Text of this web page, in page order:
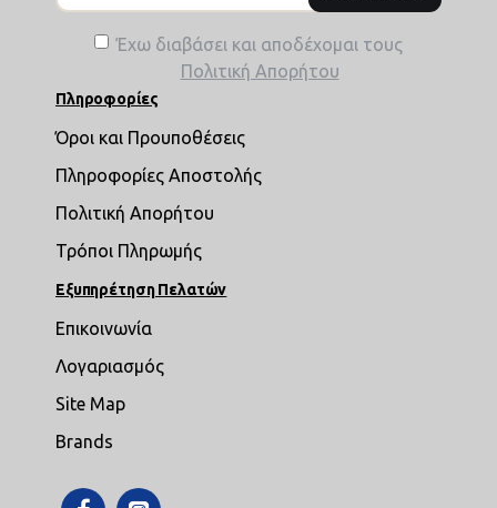
Έχω διαβάσει και αποδέχομαι τους
Πολιτική Απορήτου
Πληροφορίες
Όροι και Προυποθέσεις
Πληροφορίες Αποστολής
Πολιτική Απορήτου
Τρόποι Πληρωμής
Εξυπηρέτηση Πελατών
Επικοινωνία
Λογαριασμός
Site Map
Brands